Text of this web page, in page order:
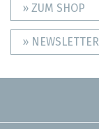
» ZUM SHOP
» NEWSLETTER